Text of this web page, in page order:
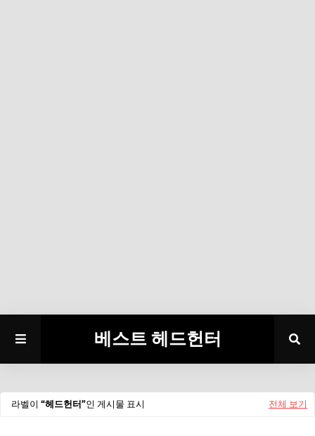
베스트 헤드헌터
라벨이 헤드헌터 인 게시물 표시 전체 보기